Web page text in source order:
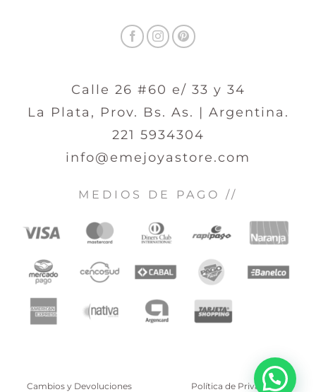
Calle 26 #60 e/ 33 y 34
La Plata, Prov. Bs. As. | Argentina.
221 5934304
info@emejoyastore.com
MEDIOS DE PAGO //
Cambios y Devoluciones Política de Privacidad